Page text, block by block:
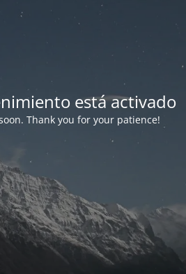
está activado
Thank you for your patience!